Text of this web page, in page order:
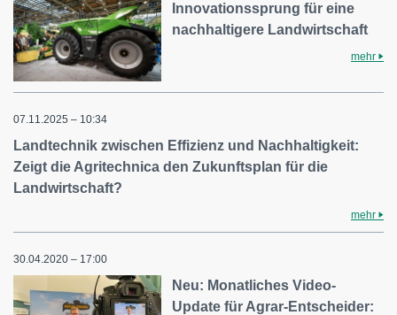
Innovationssprung für eine
nachhaltigere Landwirtschaft
mehr
07.11.2025 – 10:34
Landtechnik zwischen Effizienz und Nachhaltigkeit:
Zeigt die Agritechnica den Zukunftsplan für die
Landwirtschaft?
mehr
30.04.2020 – 17:00
Neu: Monatliches Video-
Update für Agrar-Entscheider: